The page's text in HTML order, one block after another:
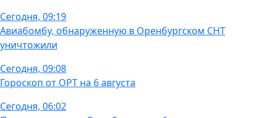
Сегодня, 09:19
Авиабомбу, обнаруженную в Оренбургском СНТ
уничтожили
Сегодня, 09:08
Гороскоп от ОРТ на 6 августа
Сегодня, 06:02